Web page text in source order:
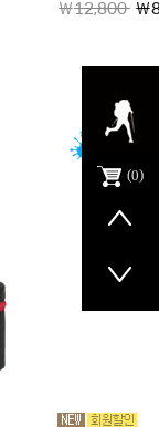
0
12,800